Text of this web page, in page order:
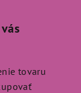
tovaru